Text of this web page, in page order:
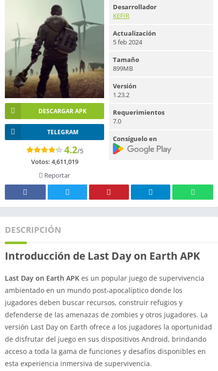
DESCARGAR APK
TELEGRAM
4.2/5
Votos: 4,611,019
Reportar
Desarrollador
KEFIR
Actualización
5 feb 2024
Tamaño
899MB
Versión
1.23.2
Requerimientos
7.0
Consíguelo en
DESCRIPCIÓN
Introducción de Last Day on Earth APK
Last Day on Earth APK es un popular juego de supervivencia
ambientado en un mundo post-apocalíptico donde los
jugadores deben buscar recursos, construir refugios y
defenderse de las amenazas de zombies y otros jugadores. La
versión Last Day on Earth ofrece a los jugadores la oportunidad
de disfrutar del juego en sus dispositivos Android, brindando
acceso a toda la gama de funciones y desafíos disponibles en
esta experiencia inmersiva de supervivencia.